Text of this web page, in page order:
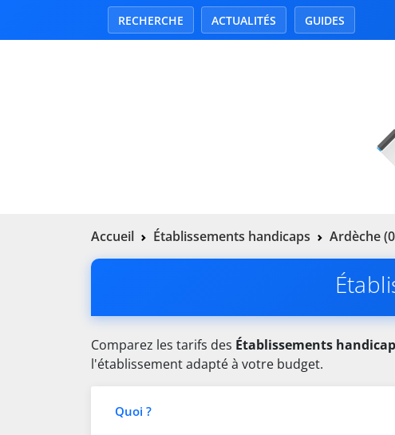
RECHERCHE ACTUALITÉS GUIDES
Accueil Établissements handicaps Ardèche
Comparez les tarifs des Établissements
l'établissement adapté à votre budget.
Quoi ?